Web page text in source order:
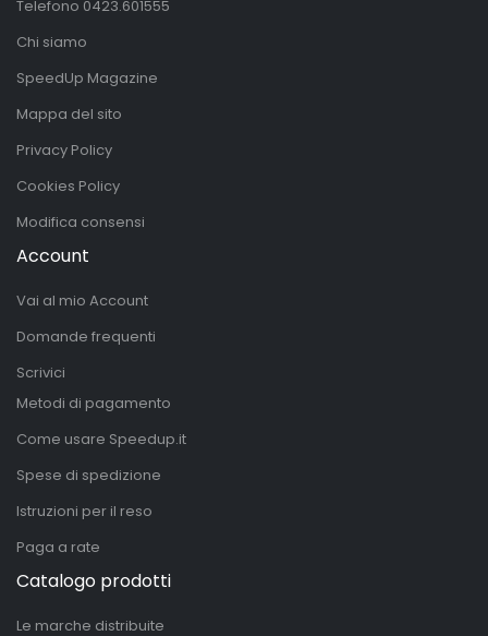
Telefono 0423.601555
Chi siamo
SpeedUp Magazine
Mappa del sito
Privacy Policy
Cookies Policy
Modifica consensi
Account
Vai al mio Account
Domande frequenti
Scrivici
Metodi di pagamento
Come usare Speedup.it
Spese di spedizione
Istruzioni per il reso
Paga a rate
Catalogo prodotti
Le marche distribuite